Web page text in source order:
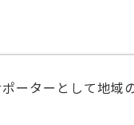
ーターとして地域